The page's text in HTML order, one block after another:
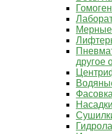
Мерные
другое